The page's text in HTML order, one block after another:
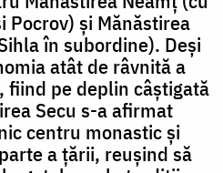
Pocrov) și Mănăstirea
în subordine). Deși
atât de râvnită a
pe deplin câștigată
Secu s-a afirmat
centru monastic și
a țării, reușind să